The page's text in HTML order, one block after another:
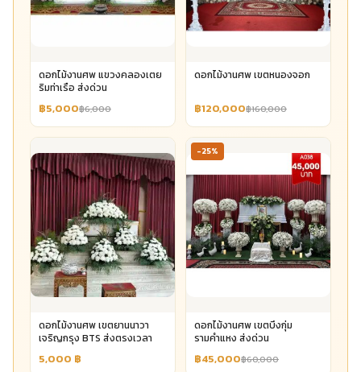
ดอกไม้งานศพ แขวงคลองเตย
ริมท่าเรือ ส่งด่วน
฿5,000฿6,000
ดอกไม้งานศพ เขตหนองจอก
฿120,000฿160,000
ดอกไม้งานศพ เขตยานนาวา
เจริญกรุง BTS ส่งตรงเวลา
5,000 ฿
-25%
ดอกไม้งานศพ เขตบึงกุ่ม
รามคำแหง ส่งด่วน
฿45,000฿60,000